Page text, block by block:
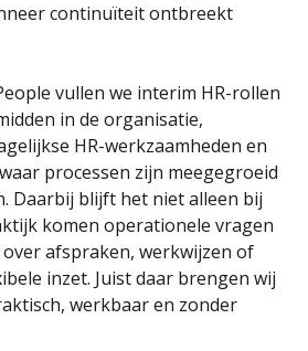
continuïteit ontbreekt
vullen we interim HR-rollen
in de organisatie,
HR-werkzaamheden en
processen zijn meegegroeid
Daarbij blijft het niet alleen bij
komen operationele vragen
afspraken, werkwijzen of
inzet. Juist daar brengen wij
werkbaar en zonder